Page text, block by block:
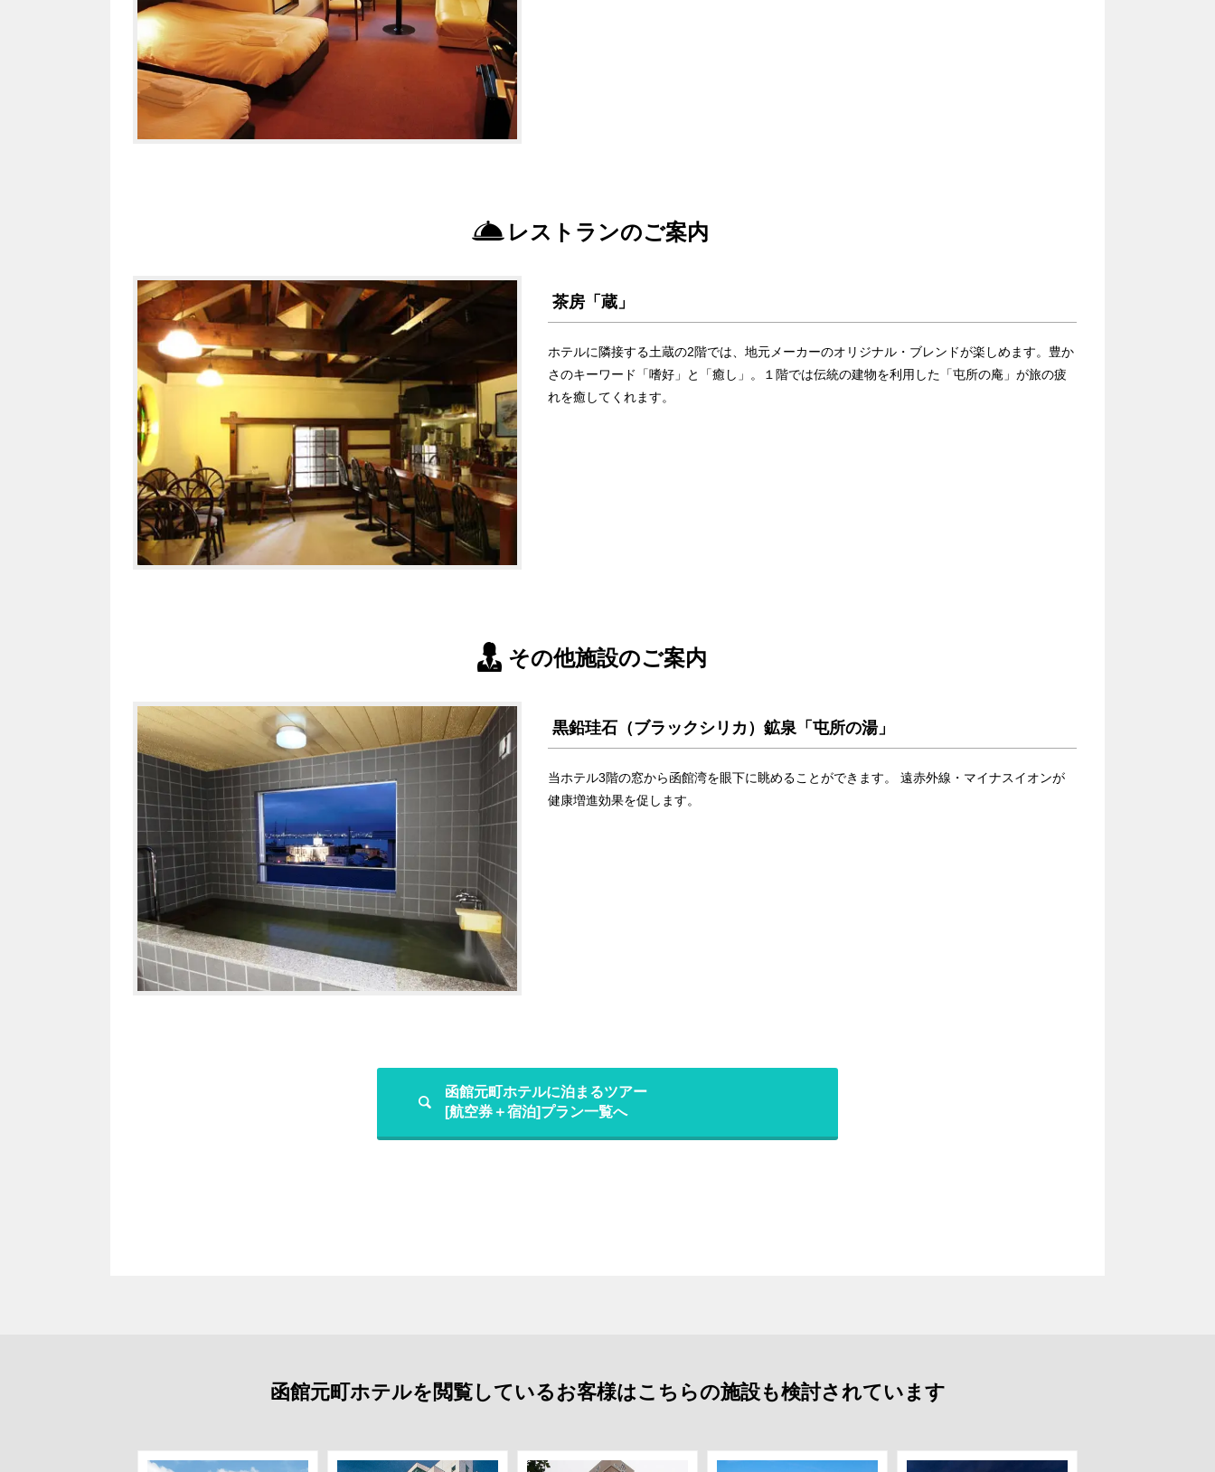
レストランのご案内
茶房「蔵」
ホテルに隣接する土蔵の2階では、地元メーカーのオリジナル・ブレンドが楽しめます。豊か
さのキーワード「嗜好」と「癒し」。１階では伝統の建物を利用した「屯所の庵」が旅の疲
れを癒してくれます。
その他施設のご案内
黒鉛珪石（ブラックシリカ）鉱泉「屯所の湯」
当ホテル3階の窓から函館湾を眼下に眺めることができます。 遠赤外線・マイナスイオンが
健康増進効果を促します。
函館元町ホテルに泊まるツアー
[航空券＋宿泊]プラン一覧へ
函館元町ホテルを閲覧しているお客様はこちらの施設も検討されています